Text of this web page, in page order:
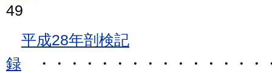
49
平成28年剖検記
録 ・・・・・・・・・・・・・・・